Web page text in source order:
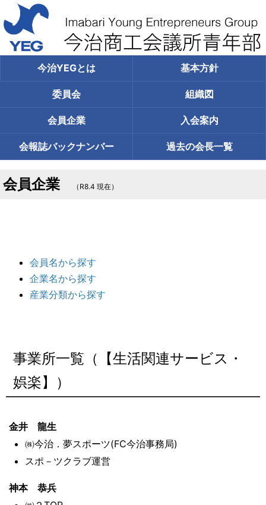
今治YEGとは 基本方針
委員会 組織図
会員企業 入会案内
会報誌バックナンバー 過去の会長一覧
会員企業 （R8.4 現在）
会員名から探す
企業名から探す
産業分類から探す
事業所一覧（【生活関連サービス・
娯楽】）
金井 龍生
㈱今治．夢スポーツ(FC今治事務局)
スポ－ツクラブ運営
神本 恭兵